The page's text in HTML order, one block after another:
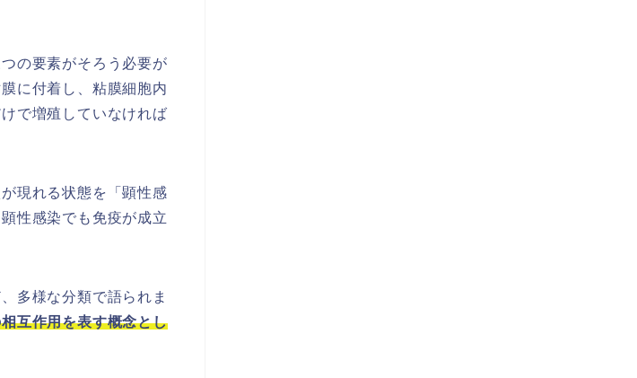
の要素がそろう必要が
に付着し、粘膜細胞内
で増殖していなければ
現れる状態を「顕性感
性感染でも免疫が成立
多様な分類で語られま
互作用を表す概念とし